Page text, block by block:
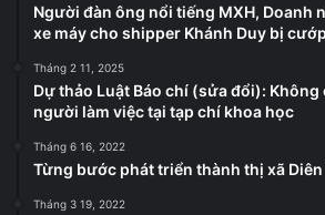
Người đàn ông nổi tiếng MXH, Doanh
xe máy cho shipper Khánh Duy bị cướp
Tháng 2 11, 2025
Dự thảo Luật Báo chí (sửa đổi): Không
người làm việc tại tạp chí khoa học
Tháng 6 16, 2022
Từng bước phát triển thành thị xã Diên
Tháng 3 19, 2022